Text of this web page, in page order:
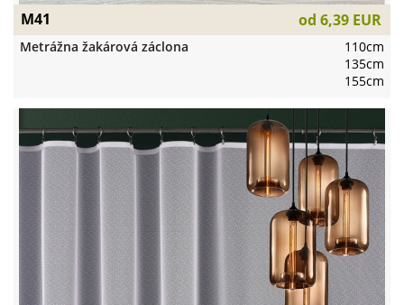
M41 od 6,39 EUR
Metrážna žakárová záclona
110cm
135cm
155cm